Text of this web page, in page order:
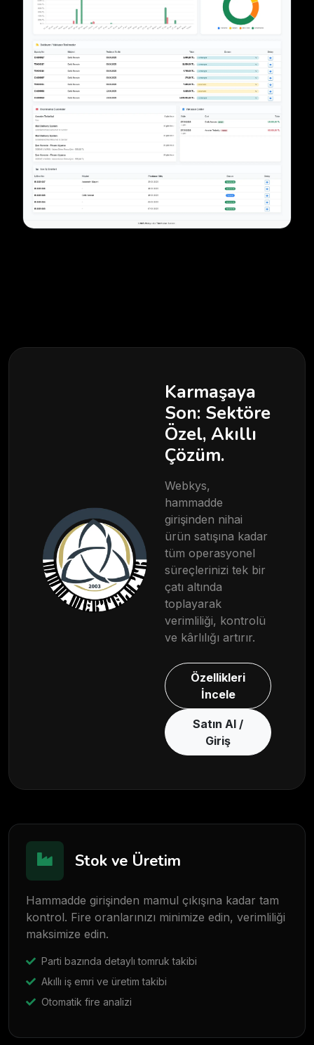
Karmaşaya
Son: Sektöre
Özel, Akıllı
Çözüm.
Webkys,
hammadde
girişinden nihai
ürün satışına kadar
tüm operasyonel
süreçlerinizi tek bir
çatı altında
toplayarak
verimliliği, kontrolü
ve kârlılığı artırır.
Özellikleri
İncele
Satın Al /
Giriş
Stok ve Üretim
Hammadde girişinden mamul çıkışına kadar tam
kontrol. Fire oranlarınızı minimize edin, verimliliği
maksimize edin.
Parti bazında detaylı tomruk takibi
Akıllı iş emri ve üretim takibi
Otomatik fire analizi